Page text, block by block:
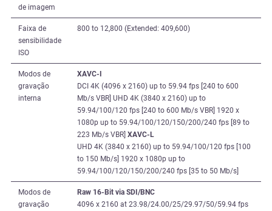
de imagem
Faixa de
sensibilidade
ISO
800 to 12,800 (Extended: 409,600)
Modos de
gravação
interna
XAVC-I
DCI 4K (4096 x 2160) up to 59.94 fps [240 to 600
Mb/s VBR] UHD 4K (3840 x 2160) up to
59.94/100/120 fps [240 to 600 Mb/s VBR] 1920 x
1080p up to 59.94/100/120/150/200/240 fps [89 to
223 Mb/s VBR] XAVC-L
UHD 4K (3840 x 2160) up to 59.94/100/120 fps [100
to 150 Mb/s] 1920 x 1080p up to
59.94/100/120/150/200/240 fps [35 to 50 Mb/s]
Modos de
gravação
Raw 16-Bit via SDI/BNC
4096 x 2160 at 23.98/24.00/25/29.97/50/59.94 fps